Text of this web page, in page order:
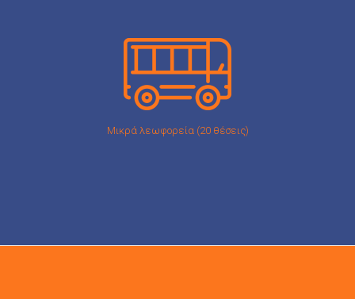
Mικρά λεωφορεία (20 θέσεις)